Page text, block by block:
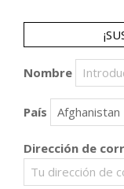
Nombre
País
Dirección de